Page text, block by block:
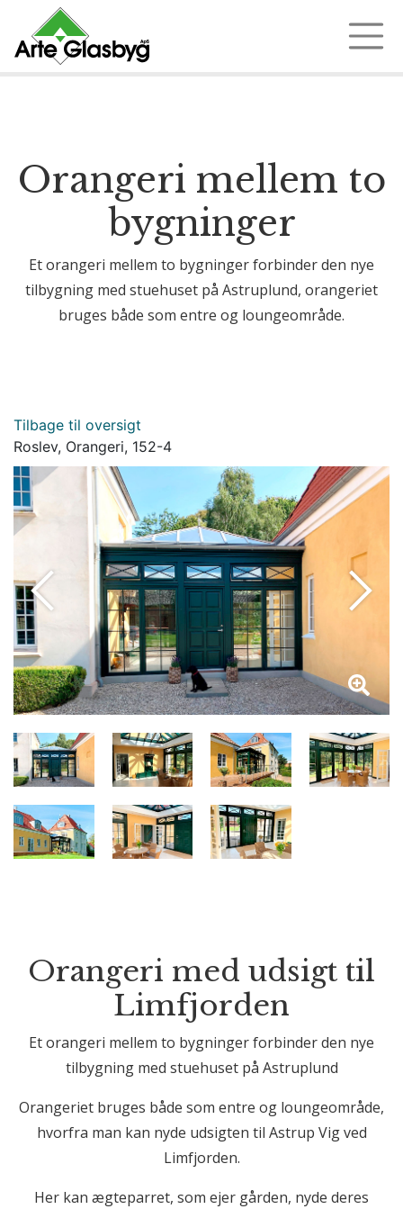
Orangeri mellem to
bygninger
Et orangeri mellem to bygninger forbinder den nye
tilbygning med stuehuset på Astruplund, orangeriet
bruges både som entre og loungeområde.
Tilbage til oversigt
Roslev, Orangeri, 152-4
Orangeri med udsigt til
Limfjorden
Et orangeri mellem to bygninger forbinder den nye
tilbygning med stuehuset på Astruplund
Orangeriet bruges både som entre og loungeområde,
hvorfra man kan nyde udsigten til Astrup Vig ved
Limfjorden.
Her kan ægteparret, som ejer gården, nyde deres